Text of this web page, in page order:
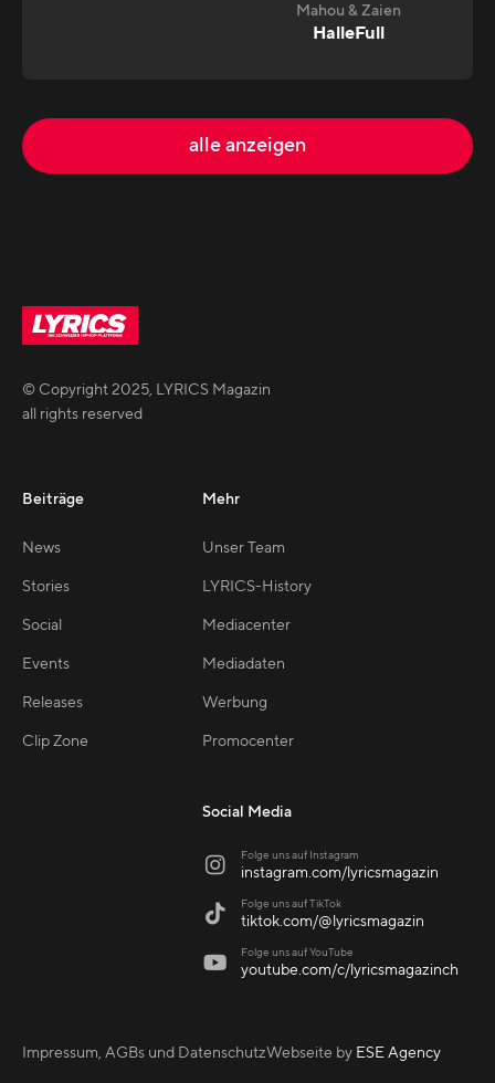
Mahou & Zaien
HalleFull
alle anzeigen
© Copyright2025, LYRICS Magazin
all rights reserved
Beiträge
News
Stories
Social
Events
Releases
Clip Zone
Mehr
Unser Team
LYRICS-History
Mediacenter
Mediadaten
Werbung
Promocenter
Social Media
 Folge uns auf Instagram
instagram.com/lyricsmagazin
 Folge uns auf TikTok
tiktok.com/@lyricsmagazin
 Folge uns auf YouTube
youtube.com/c/lyricsmagazinch
Impressum, AGBs und DatenschutzWebseite by ESE Agency